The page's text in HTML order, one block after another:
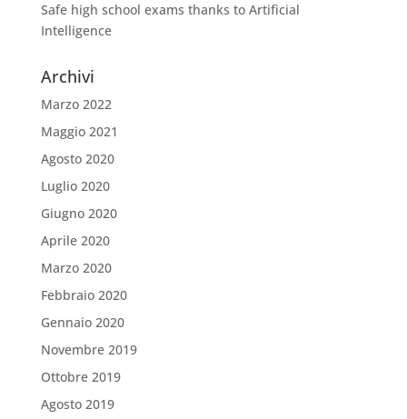
Safe high school exams thanks to Artificial
Intelligence
Archivi
Marzo 2022
Maggio 2021
Agosto 2020
Luglio 2020
Giugno 2020
Aprile 2020
Marzo 2020
Febbraio 2020
Gennaio 2020
Novembre 2019
Ottobre 2019
Agosto 2019